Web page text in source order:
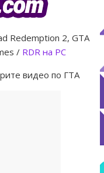
Fine Art Collector
The Kortz Center Heist
Redemption 2, GTA
/ RDR на PC
видео по ГТА